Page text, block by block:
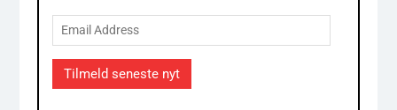
Email
Address
Tilmeld seneste nyt